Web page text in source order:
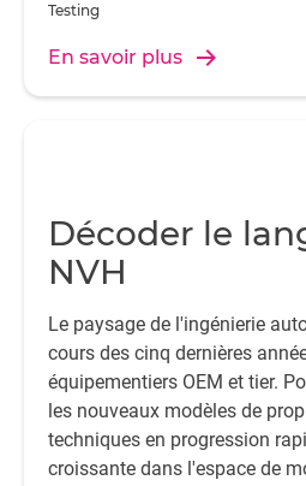
Testing
En savoir plus
Décoder le
NVH
Le paysage de l'ingénierie
cours des cinq dernières
équipementiers OEM et tier.
les nouveaux modèles de
techniques en progression
croissante dans l'espace de